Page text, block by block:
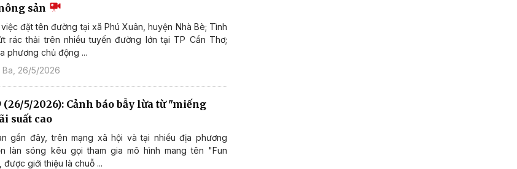
sản
đặt tên đường tại xã Phú Xuân, huyện Nhà Bè; Tình
rác thải trên nhiều tuyến đường lớn tại TP Cần Thơ;
phương chủ động ...
Ba, 26/5/2026
(26/5/2026): Cảnh báo bẫy lừa từ "miếng
suất cao
gần đây, trên mạng xã hội và tại nhiều địa phương
làn sóng kêu gọi tham gia mô hình mang tên "Fun
được giới thiệu là chuỗ ...